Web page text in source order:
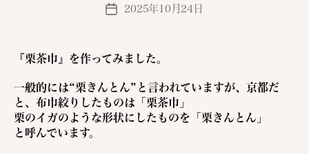
ー
投
2025年10月24日
『栗茶巾』を作ってみました。
一般的には“栗きんとん”と言われていますが、京都だ
と、布巾絞りしたものは「栗茶巾」
栗のイガのような形状にしたものを「栗きんとん」
と呼んでいます。